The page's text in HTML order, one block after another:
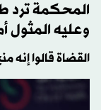
المحكمة ترد
وعليه المثول
القضاة قالوا إنه